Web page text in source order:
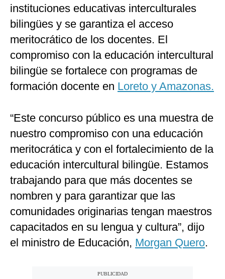
instituciones educativas interculturales
bilingües y se garantiza el acceso
meritocrático de los docentes. El
compromiso con la educación intercultural
bilingüe se fortalece con programas de
formación docente en Loreto y Amazonas.
“Este concurso público es una muestra de
nuestro compromiso con una educación
meritocrática y con el fortalecimiento de la
educación intercultural bilingüe. Estamos
trabajando para que más docentes se
nombren y para garantizar que las
comunidades originarias tengan maestros
capacitados en su lengua y cultura”, dijo
el ministro de Educación, Morgan Quero.